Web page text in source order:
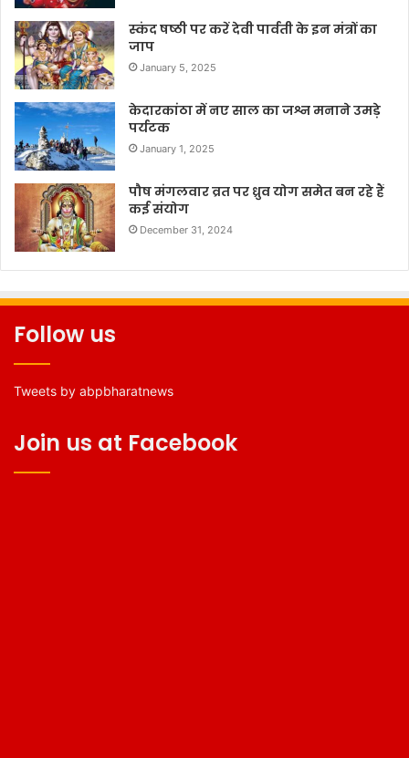
स्कंद षष्ठी पर करें देवी पार्वती के इन मंत्रों का
जाप
January 5, 2025
केदारकांठा में नए साल का जश्न मनाने उमड़े
पर्यटक
January 1, 2025
पौष मंगलवार व्रत पर ध्रुव योग समेत बन रहे हैं
कई संयोग
December 31, 2024
Follow us
Tweets by abpbharatnews
Join us at Facebook